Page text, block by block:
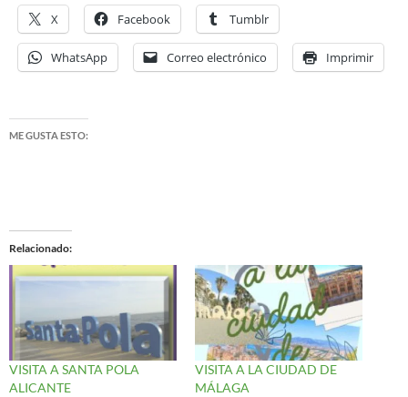
X Facebook Tumblr
WhatsApp Correo electrónico Imprimir
ME GUSTA ESTO:
Relacionado
VISITA A SANTA POLA
ALICANTE
VISITA A LA CIUDAD DE
MÁLAGA